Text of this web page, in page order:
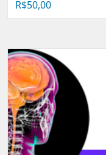
R$50,00